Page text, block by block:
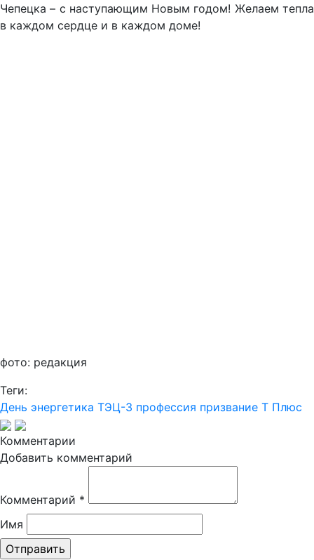
Чепецка – с наступающим Новым годом! Желаем тепла
в каждом сердце и в каждом доме!
фото: редакция
Теги:
День энергетика ТЭЦ-3 профессия призвание Т Плюс
Комментарии
Добавить комментарий
Комментарий *
Имя